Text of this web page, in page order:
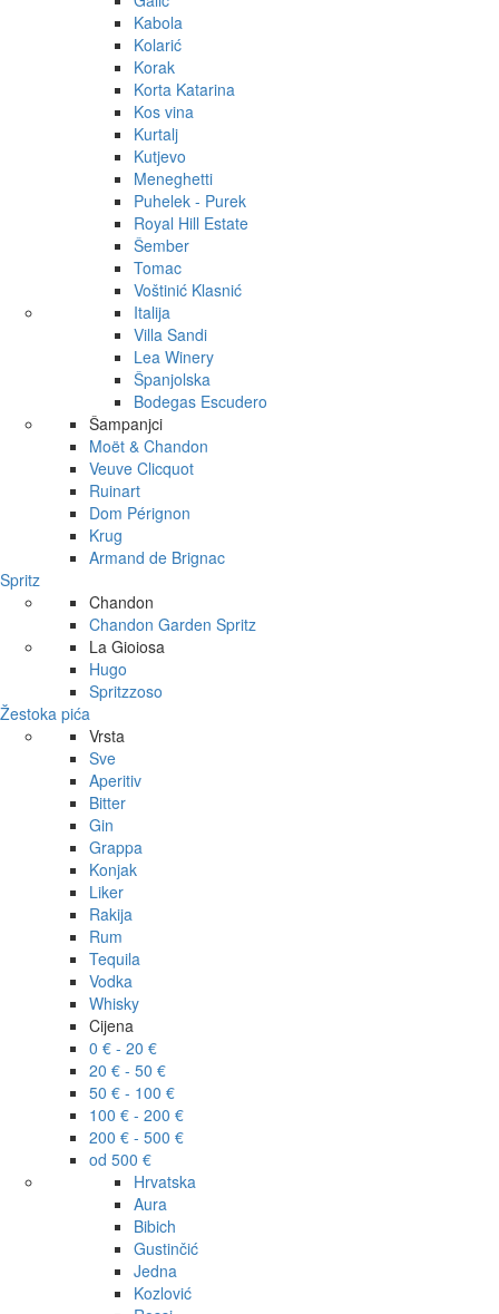
Kabola
Kolarić
Korak
Korta Katarina
Kos vina
Kurtalj
Kutjevo
Meneghetti
Puhelek - Purek
Royal Hill Estate
Šember
Tomac
Voštinić Klasnić
Italija
Villa Sandi
Lea Winery
Španjolska
Bodegas Escudero
Šampanjci
Moët & Chandon
Veuve Clicquot
Ruinart
Dom Pérignon
Krug
Armand de Brignac
Spritz
Chandon
Chandon Garden Spritz
La Gioiosa
Hugo
Spritzzoso
Žestoka pića
Vrsta
Sve
Aperitiv
Bitter
Gin
Grappa
Konjak
Liker
Rakija
Rum
Tequila
Vodka
Whisky
Cijena
0 € - 20 €
20 € - 50 €
50 € - 100 €
100 € - 200 €
200 € - 500 €
od 500 €
Hrvatska
Aura
Bibich
Gustinčić
Jedna
Kozlović